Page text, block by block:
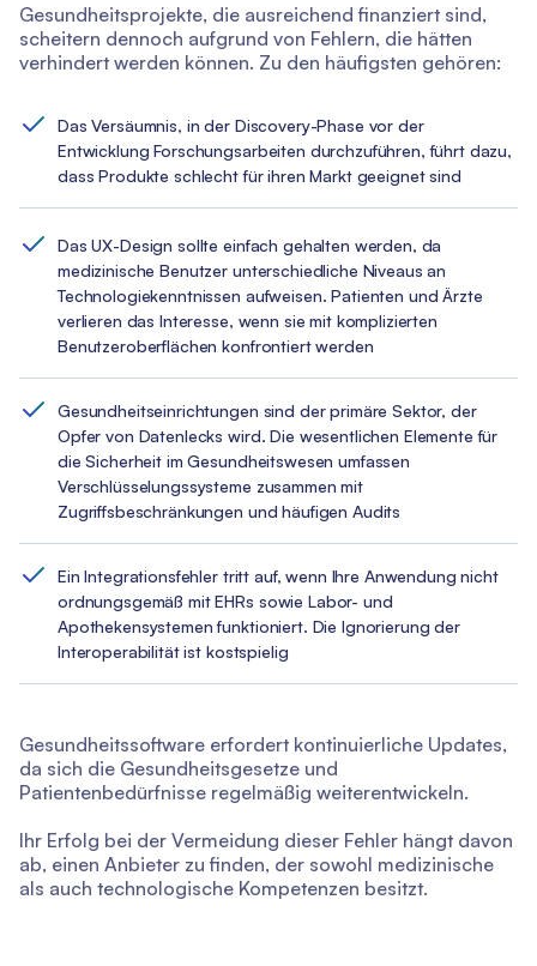
Gesundheitsprojekte, die ausreichend finanziert sind,
scheitern dennoch aufgrund von Fehlern, die hätten
verhindert werden können. Zu den häufigsten gehören:
Das Versäumnis, in der Discovery-Phase vor der
Entwicklung Forschungsarbeiten durchzuführen, führt dazu,
dass Produkte schlecht für ihren Markt geeignet sind
Das UX-Design sollte einfach gehalten werden, da
medizinische Benutzer unterschiedliche Niveaus an
Technologiekenntnissen aufweisen. Patienten und Ärzte
verlieren das Interesse, wenn sie mit komplizierten
Benutzeroberflächen konfrontiert werden
Gesundheitseinrichtungen sind der primäre Sektor, der
Opfer von Datenlecks wird. Die wesentlichen Elemente für
die Sicherheit im Gesundheitswesen umfassen
Verschlüsselungssysteme zusammen mit
Zugriffsbeschränkungen und häufigen Audits
Ein Integrationsfehler tritt auf, wenn Ihre Anwendung nicht
ordnungsgemäß mit EHRs sowie Labor- und
Apothekensystemen funktioniert. Die Ignorierung der
Interoperabilität ist kostspielig
Gesundheitssoftware erfordert kontinuierliche Updates,
da sich die Gesundheitsgesetze und
Patientenbedürfnisse regelmäßig weiterentwickeln.
Ihr Erfolg bei der Vermeidung dieser Fehler hängt davon
ab, einen Anbieter zu finden, der sowohl medizinische
als auch technologische Kompetenzen besitzt.